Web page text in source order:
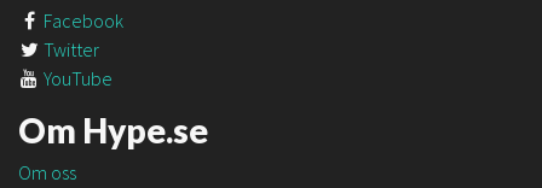
Facebook
Twitter
YouTube
Om Hype.se
Om oss